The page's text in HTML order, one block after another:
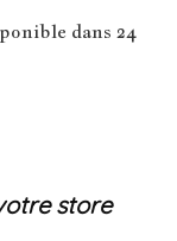
dans 24
store